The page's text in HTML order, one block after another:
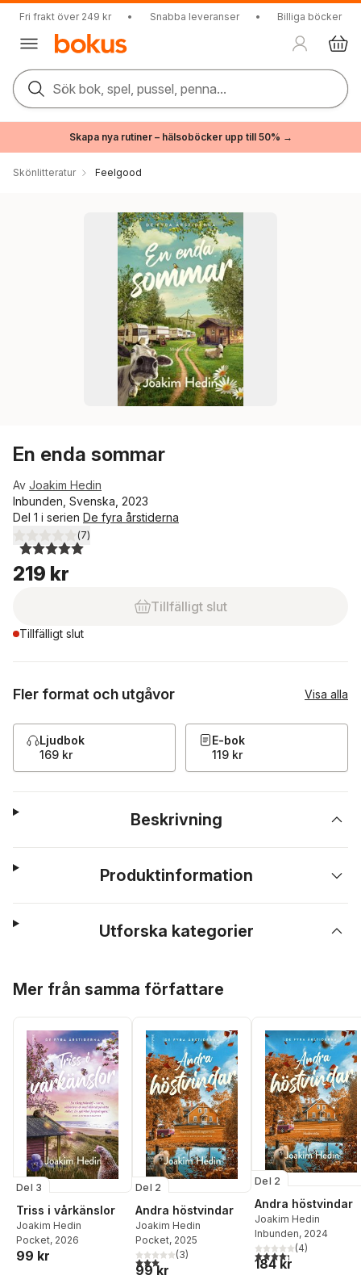
Fri frakt över 249 kr • Snabba leveranser • Billiga böcker
Sök bok, spel, pussel, penna...
Skapa nya rutiner – hälsoböcker upp till 50% →
Skönlitteratur Feelgood
En enda sommar
Av Joakim Hedin
Inbunden, Svenska, 2023
Del 1 i serien De fyra årstiderna
5,0utav 5 stjärnor. Totalt antal röster:
(7)
219 kr
Tillfälligt slut
Tillfälligt slut
Fler format och utgåvor Visa alla
Ljudbok
169 kr
E-bok
119 kr
Beskrivning
Produktinformation
Utforska kategorier
Mer från samma författare
Del 3
Triss i vårkänslor
Joakim Hedin
Pocket, 2026
99 kr
Del 2
Andra höstvindar
Joakim Hedin
Pocket, 2025
3,0utav 5 stjärnor. Totalt antal röster:
(3)
99 kr
Del 2
Andra höstvindar
Joakim Hedin
Inbunden, 2024
4,3utav 5 stjärnor.
(4)
184 kr